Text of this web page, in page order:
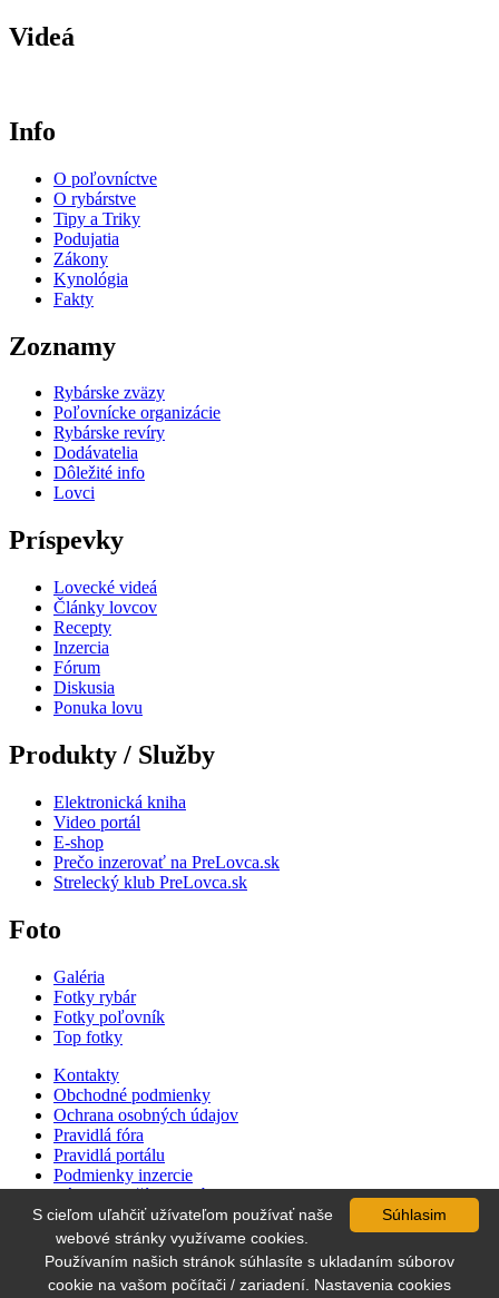
Videá
Info
O poľovníctve
O rybárstve
Tipy a Triky
Podujatia
Zákony
Kynológia
Fakty
Zoznamy
Rybárske zväzy
Poľovnícke organizácie
Rybárske revíry
Dodávatelia
Dôležité info
Lovci
Príspevky
Lovecké videá
Články lovcov
Recepty
Inzercia
Fórum
Diskusia
Ponuka lovu
Produkty / Služby
Elektronická kniha
Video portál
E-shop
Prečo inzerovať na PreLovca.sk
Strelecký klub PreLovca.sk
Foto
Galéria
Fotky rybár
Fotky poľovník
Top fotky
Kontakty
Obchodné podmienky
Ochrana osobných údajov
Pravidlá fóra
Pravidlá portálu
Podmienky inzercie
Zásady používania súborov cookie
Cenník inzercie
Súťaž
Súhlasim
S cieľom uľahčiť užívateľom používať naše
webové stránky využívame cookies.
Používaním našich stránok súhlasíte s ukladaním súborov
cookie na vašom počítači / zariadení. Nastavenia cookies